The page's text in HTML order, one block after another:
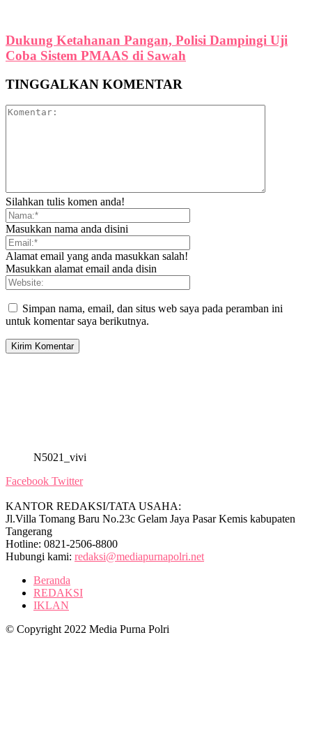
Dukung Ketahanan Pangan, Polisi Dampingi Uji
Coba Sistem PMAAS di Sawah
TINGGALKAN KOMENTAR
Silahkan tulis komen anda!
Masukkan nama anda disini
Alamat email yang anda masukkan salah!
Masukkan alamat email anda disin
Simpan nama, email, dan situs web saya pada peramban ini
untuk komentar saya berikutnya.
N5021_vivi
Facebook Twitter
KANTOR REDAKSI/TATA USAHA:
Jl.Villa Tomang Baru No.23c Gelam Jaya Pasar Kemis kabupaten
Tangerang
Hotline: 0821-2506-8800
Hubungi kami: redaksi@mediapurnapolri.net
Beranda
REDAKSI
IKLAN
© Copyright 2022 Media Purna Polri